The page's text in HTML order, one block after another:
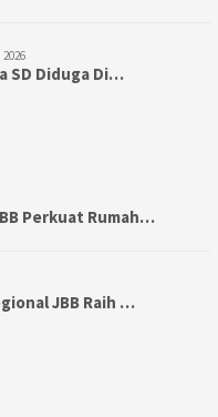
SD Diduga Di…
Perkuat Rumah…
JBB Raih …